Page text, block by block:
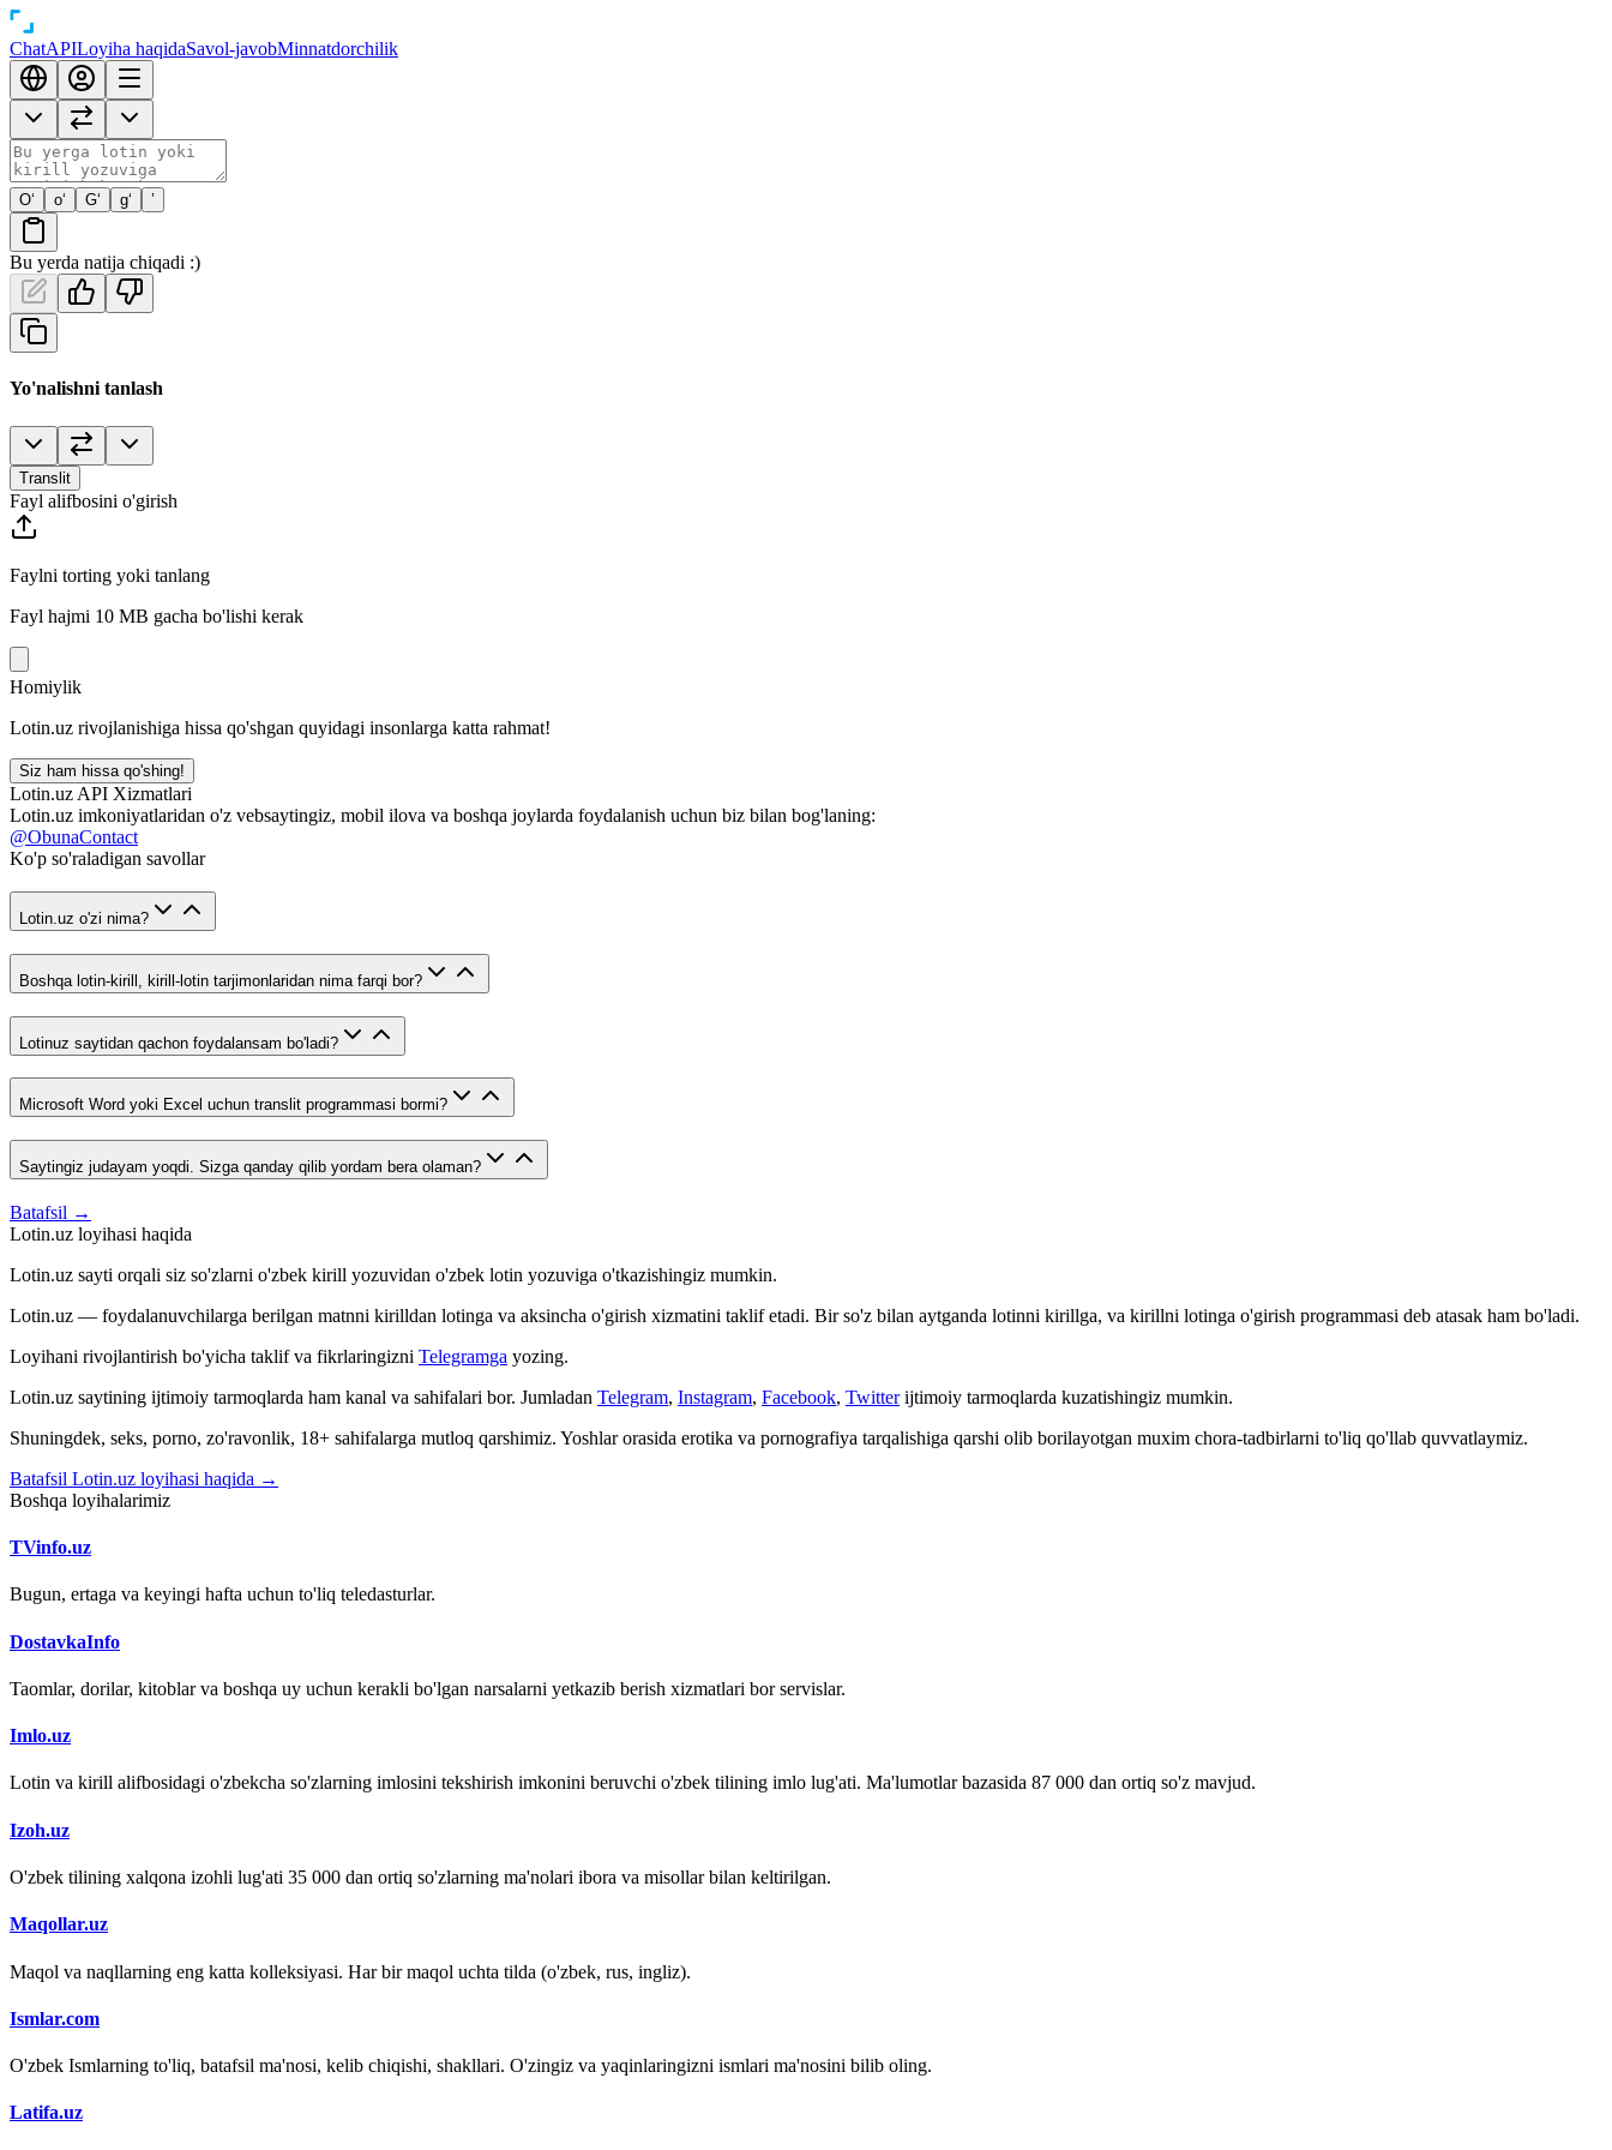
ChatAPILoyiha haqidaSavol-javobMinnatdorchilik
O‘ o‘ G‘ g‘ ’
Bu yerda natija chiqadi :)
Yo'nalishni tanlash
Translit
Fayl alifbosini o'girish
Faylni torting yoki tanlang
Fayl hajmi 10 MB gacha bo'lishi kerak
Homiylik
Lotin.uz rivojlanishiga hissa qo'shgan quyidagi insonlarga katta rahmat!
Siz ham hissa qo'shing!
Lotin.uz API Xizmatlari
Lotin.uz imkoniyatlaridan o'z vebsaytingiz, mobil ilova va boshqa joylarda foydalanish uchun biz bilan bog'laning:
@ObunaContact
Ko'p so'raladigan savollar
Lotin.uz o'zi nima?
Boshqa lotin-kirill, kirill-lotin tarjimonlaridan nima farqi bor?
Lotinuz saytidan qachon foydalansam bo'ladi?
Microsoft Word yoki Excel uchun translit programmasi bormi?
Saytingiz judayam yoqdi. Sizga qanday qilib yordam bera olaman?
Batafsil →
Lotin.uz loyihasi haqida
Lotin.uz sayti orqali siz so'zlarni o'zbek kirill yozuvidan o'zbek lotin yozuviga o'tkazishingiz mumkin.
Lotin.uz — foydalanuvchilarga berilgan matnni kirilldan lotinga va aksincha o'girish xizmatini taklif etadi. Bir so'z bilan aytganda lotinni kirillga, va kirillni lotinga o'girish programmasi deb atasak ham bo'ladi.
Loyihani rivojlantirish bo'yicha taklif va fikrlaringizni Telegramga yozing.
Lotin.uz saytining ijtimoiy tarmoqlarda ham kanal va sahifalari bor. Jumladan Telegram, Instagram, Facebook, Twitter ijtimoiy tarmoqlarda kuzatishingiz mumkin.
Shuningdek, seks, porno, zo'ravonlik, 18+ sahifalarga mutloq qarshimiz. Yoshlar orasida erotika va pornografiya tarqalishiga qarshi olib borilayotgan muxim chora-tadbirlarni to'liq qo'llab quvvatlaymiz.
Batafsil Lotin.uz loyihasi haqida →
Boshqa loyihalarimiz
TVinfo.uz
Bugun, ertaga va keyingi hafta uchun to'liq teledasturlar.
DostavkaInfo
Taomlar, dorilar, kitoblar va boshqa uy uchun kerakli bo'lgan narsalarni yetkazib berish xizmatlari bor servislar.
Imlo.uz
Lotin va kirill alifbosidagi o'zbekcha so'zlarning imlosini tekshirish imkonini beruvchi o'zbek tilining imlo lug'ati. Ma'lumotlar bazasida 87 000 dan ortiq so'z mavjud.
Izoh.uz
O'zbek tilining xalqona izohli lug'ati 35 000 dan ortiq so'zlarning ma'nolari ibora va misollar bilan keltirilgan.
Maqollar.uz
Maqol va naqllarning eng katta kolleksiyasi. Har bir maqol uchta tilda (o'zbek, rus, ingliz).
Ismlar.com
O'zbek Ismlarning to'liq, batafsil ma'nosi, kelib chiqishi, shakllari. O'zingiz va yaqinlaringizni ismlari ma'nosini bilib oling.
Latifa.uz